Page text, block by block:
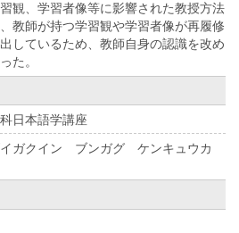
観、学習者像等に影響された教授方法
教師が持つ学習観や学習者像が再履修
しているため、教師自身の認識を改め
た。
日本語学講座
ガクイン ブンガグ ケンキュウカ